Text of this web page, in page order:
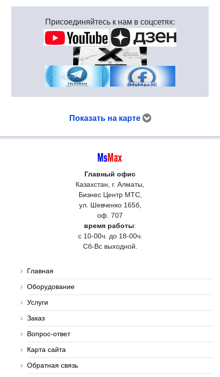
Присоединяйтесь к нам в соцсетях:
Показать на карте
Главный офис
Казахстан, г. Алматы,
Бизнес Центр МТС,
ул. Шевченко 165б,
оф. 707
время работы:
с 10-00ч. до 18-00ч.
Сб-Вс выходной.
Главная
Оборудование
Услуги
Заказ
Вопрос-ответ
Карта сайта
Обратная связь